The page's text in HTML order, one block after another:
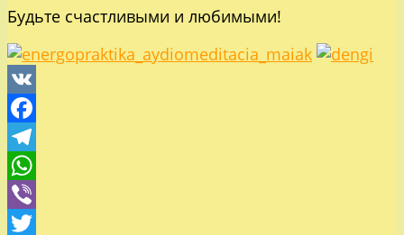
Будьте счастливыми и любимыми!
VK
Facebook
Telegram
WhatsApp
Viber